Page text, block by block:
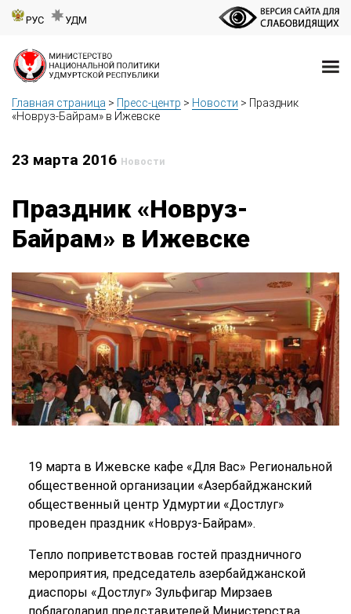
РУС УДМ
Главная страница > Пресс-центр > Новости > Праздник
«Новруз-Байрам» в Ижевске
23 марта 2016 Новости
Праздник «Новруз-
Байрам» в Ижевске
19 марта в Ижевске кафе «Для Вас» Региональной
общественной организации «Азербайджанский
общественный центр Удмуртии «Достлуг»
проведен праздник «Новруз-Байрам».
Тепло поприветствовав гостей праздничного
мероприятия, председатель азербайджанской
диаспоры «Достлуг» Зульфигар Мирзаев